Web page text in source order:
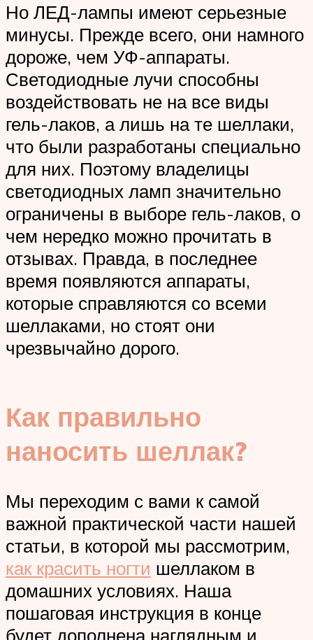
Но ЛЕД-лампы имеют серьезные
минусы. Прежде всего, они намного
дороже, чем УФ-аппараты.
Светодиодные лучи способны
воздействовать не на все виды
гель-лаков, а лишь на те шеллаки,
что были разработаны специально
для них. Поэтому владелицы
светодиодных ламп значительно
ограничены в выборе гель-лаков, о
чем нередко можно прочитать в
отзывах. Правда, в последнее
время появляются аппараты,
которые справляются со всеми
шеллаками, но стоят они
чрезвычайно дорого.
Как правильно
наносить шеллак?
Мы переходим с вами к самой
важной практической части нашей
статьи, в которой мы рассмотрим,
как красить ногти шеллаком в
домашних условиях. Наша
пошаговая инструкция в конце
будет дополнена наглядным и